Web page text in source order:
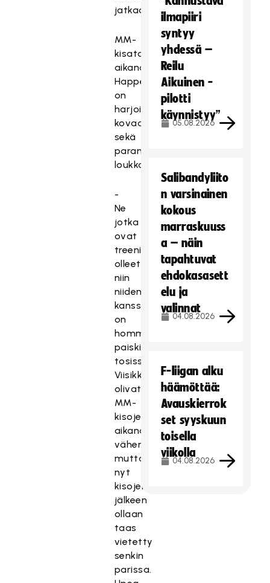
jatkaa.
MM-
kisatauon
aikana
Happee
on
harjoitellut
kovaa,
sekä
parannellut
loukkaantumisia.
-
Ne
jotka
ovat
treenikunnossa
olleet,
niin
niiden
kanssa
on
hommia
paiskittu
tosissaan.
Viisikkohommat
olivat
MM-
kisojen
aikana
vähemmällä,
mutta
nyt
kisojen
jälkeen
ollaan
taas
vietetty
senkin
parissa.
ilmapiiri
syntyy
yhdessä –
Reilu
Aikuinen -
pilotti
käynnistyy”
05.08.2026
Salibandyliito
n varsinainen
kokous
marraskuuss
a – näin
tapahtuvat
ehdokasasett
elu ja
valinnat
04.08.2026
F-liigan alku
häämöttää:
Avauskierrok
set syyskuun
toisella
viikolla
04.08.2026